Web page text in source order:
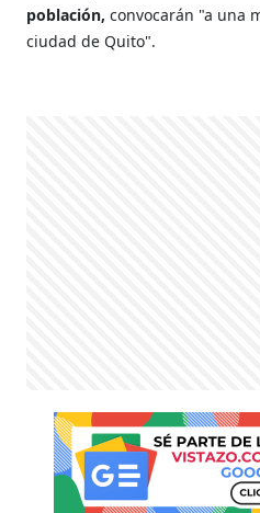
población, convocarán "a una
ciudad de Quito".